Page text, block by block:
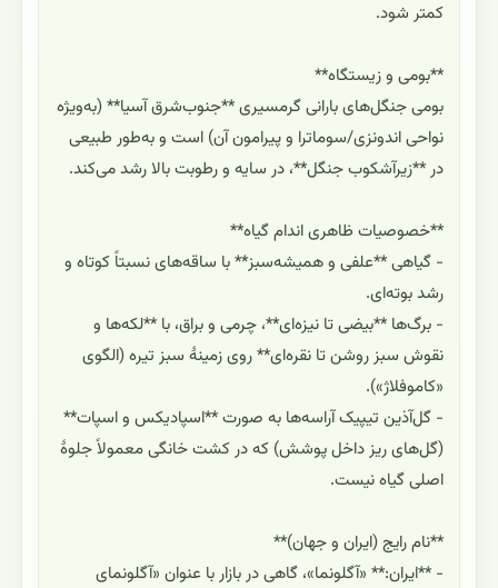
کمتر شود.
**بومی و زیستگاه**
بومی جنگل‌های بارانی گرمسیری **جنوب‌شرق آسیا** (به‌ویژه
نواحی اندونزی/سوماترا و پیرامون آن) است و به‌طور طبیعی
در **زیرآشکوب جنگل**، در سایه و رطوبت بالا رشد می‌کند.
**خصوصیات ظاهری اندام گیاه**
- گیاهی **علفی و همیشه‌سبز** با ساقه‌های نسبتاً کوتاه و
رشد بوته‌ای.
- برگ‌ها **بیضی تا نیزه‌ای**، چرمی و براق، با **لکه‌ها و
نقوش سبز روشن تا نقره‌ای** روی زمینهٔ سبز تیره (الگوی
«کاموفلاژ»).
- گل‌آذین تیپیک آراسه‌ها به صورت **اسپادیکس و اسپات**
(گل‌های ریز داخل پوشش) که در کشت خانگی معمولاً جلوهٔ
اصلی گیاه نیست.
**نام رایج (ایران و جهان)**
- **ایران:** «آگلونما»، گاهی در بازار با عنوان «آگلونمای